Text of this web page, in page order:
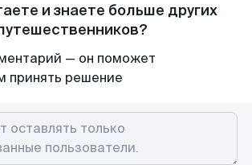
и знаете больше других
— он поможет
принять решение